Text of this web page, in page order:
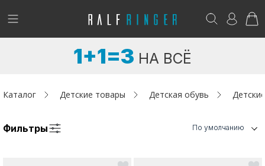
!
Женщинам
Возникли вопросы? - club@ralf.ru
1+1=3 НА ВСЁ
Каталог Детские товары Детская обувь
Фильтры По умолчанию